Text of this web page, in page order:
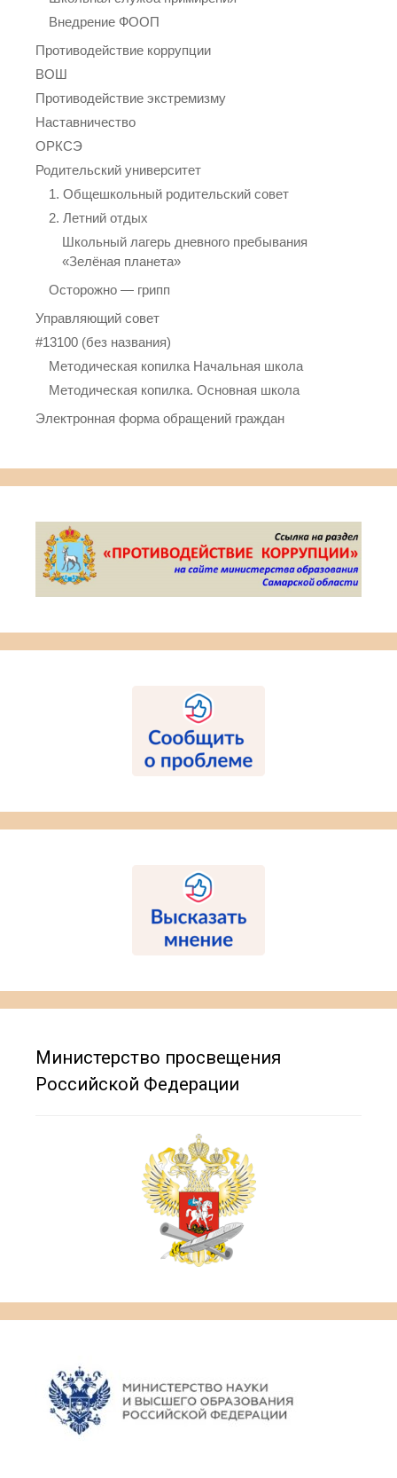
Внедрение ФООП
Противодействие коррупции
ВОШ
Противодействие экстремизму
Наставничество
ОРКСЭ
Родительский университет
1. Общешкольный родительский совет
2. Летний отдых
Школьный лагерь дневного пребывания
«Зелёная планета»
Осторожно — грипп
Управляющий совет
#13100 (без названия)
Методическая копилка Начальная школа
Методическая копилка. Основная школа
Электронная форма обращений граждан
Министерство просвещения
Российской Федерации